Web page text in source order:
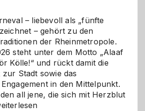
– liebevoll als „fünfte
– gehört zu den
der Rheinmetropole.
steht unter dem Motto „Alaaf
Kölle!“ und rückt damit die
Stadt sowie das
in den Mittelpunkt.
all jene, die sich mit Herzblut